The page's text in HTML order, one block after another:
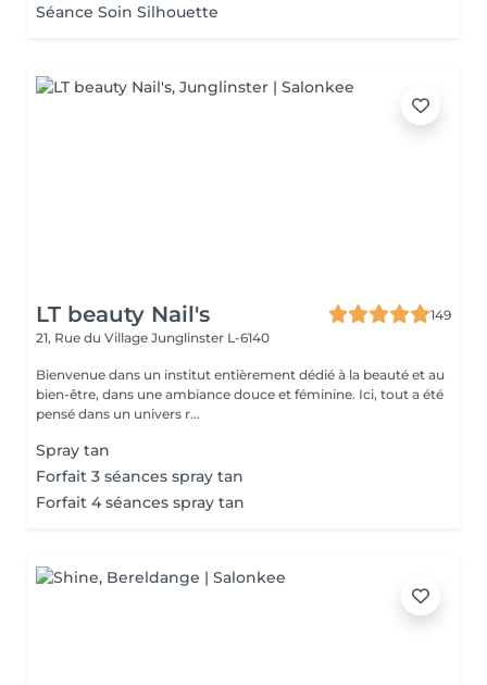
Séance Soin Silhouette
LT beauty Nail's
149
21, Rue du Village Junglinster L-6140
Bienvenue dans un institut entièrement dédié à la beauté et au
bien-être, dans une ambiance douce et féminine. Ici, tout a été
pensé dans un univers r...
Spray tan
Forfait 3 séances spray tan
Forfait 4 séances spray tan